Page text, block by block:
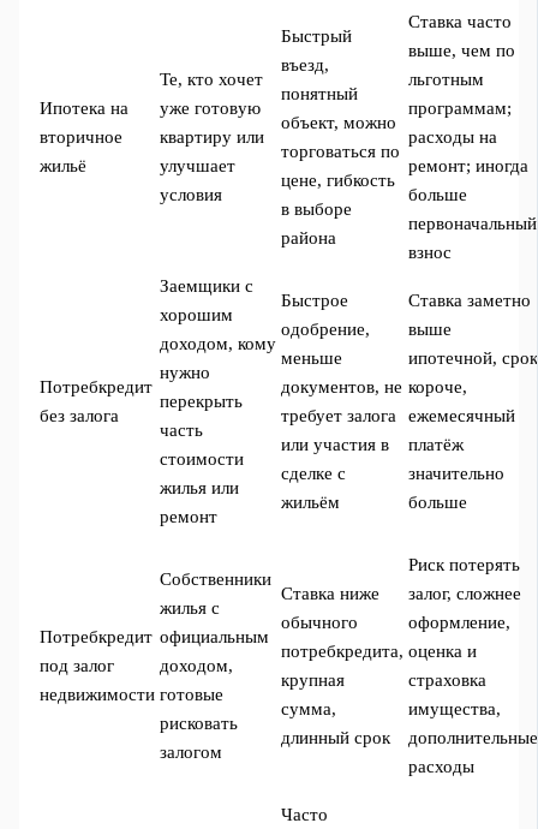
Ипотека на
вторичное
жильё
Те, кто хочет
уже готовую
квартиру или
улучшает
условия
Быстрый
въезд,
понятный
объект, можно
торговаться по
цене, гибкость
в выборе
района
Ставка часто
выше, чем по
льготным
программам;
расходы на
ремонт; иногда
больше
первоначальный
взнос
Потребкредит
без залога
Заемщики с
хорошим
доходом, кому
нужно
перекрыть
часть
стоимости
жилья или
ремонт
Быстрое
одобрение,
меньше
документов, не
требует залога
или участия в
сделке с
жильём
Ставка заметно
выше
ипотечной, срок
короче,
ежемесячный
платёж
значительно
больше
Потребкредит
под залог
недвижимости
Собственники
жилья с
официальным
доходом,
готовые
рисковать
залогом
Ставка ниже
обычного
потребкредита,
крупная
сумма,
длинный срок
Риск потерять
залог, сложнее
оформление,
оценка и
страховка
имущества,
дополнительные
расходы
Часто